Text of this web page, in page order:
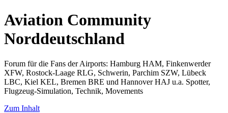
Aviation Community
Norddeutschland
Forum für die Fans der Airports: Hamburg HAM, Finkenwerder
XFW, Rostock-Laage RLG, Schwerin, Parchim SZW, Lübeck
LBC, Kiel KEL, Bremen BRE und Hannover HAJ u.a. Spotter,
Flugzeug-Simulation, Technik, Movements
Zum Inhalt